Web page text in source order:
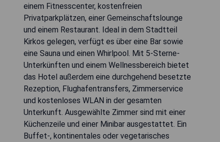
einem Fitnesscenter, kostenfreien
Privatparkplätzen, einer Gemeinschaftslounge
und einem Restaurant. Ideal in dem Stadtteil
Kirkos gelegen, verfügt es über eine Bar sowie
eine Sauna und einen Whirlpool. Mit 5-Sterne-
Unterkünften und einem Wellnessbereich bietet
das Hotel außerdem eine durchgehend besetzte
Rezeption, Flughafentransfers, Zimmerservice
und kostenloses WLAN in der gesamten
Unterkunft. Ausgewählte Zimmer sind mit einer
Küchenzeile und einer Minibar ausgestattet. Ein
Buffet-, kontinentales oder vegetarisches